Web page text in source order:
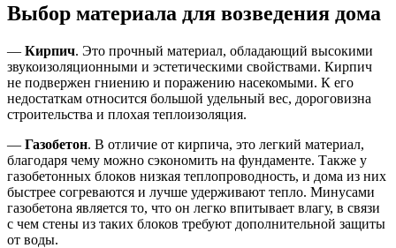
Выбор материала для возведения дома
— Кирпич. Это прочный материал, обладающий высокими
звукоизоляционными и эстетическими свойствами. Кирпич
не подвержен гниению и поражению насекомыми. К его
недостаткам относится большой удельный вес, дороговизна
строительства и плохая теплоизоляция.
— Газобетон. В отличие от кирпича, это легкий материал,
благодаря чему можно сэкономить на фундаменте. Также у
газобетонных блоков низкая теплопроводность, и дома из них
быстрее согреваются и лучше удерживают тепло. Минусами
газобетона является то, что он легко впитывает влагу, в связи
с чем стены из таких блоков требуют дополнительной защиты
от воды.